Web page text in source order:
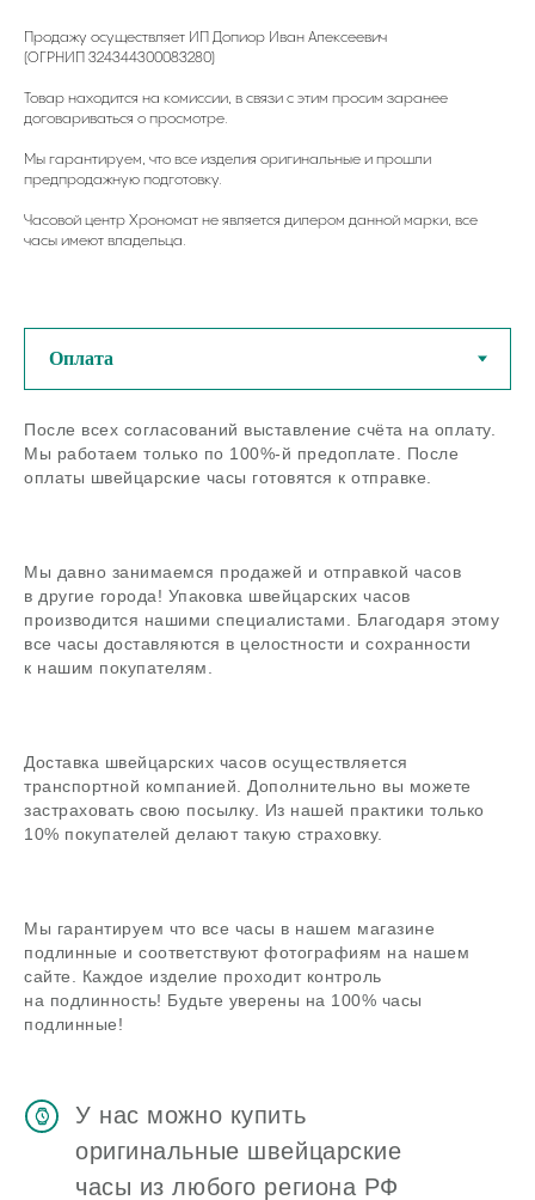
Продажу осуществляет ИП Допиор Иван Алексеевич
(ОГРНИП 324344300083280)
Товар находится на комиссии, в связи с этим просим заранее
договариваться о просмотре.
Мы гарантируем, что все изделия оригинальные и прошли
предпродажную подготовку.
Часовой центр Хрономат не является дилером данной марки, все
часы имеют владельца.
После всех согласований выставление счёта на оплату.
Мы работаем только по 100%-й предоплате. После
оплаты швейцарские часы готовятся к отправке.
Мы давно занимаемся продажей и отправкой часов
в другие города! Упаковка швейцарских часов
производится нашими специалистами. Благодаря этому
все часы доставляются в целостности и сохранности
к нашим покупателям.
Доставка швейцарских часов осуществляется
транспортной компанией. Дополнительно вы можете
застраховать свою посылку. Из нашей практики только
10% покупателей делают такую страховку.
Мы гарантируем что все часы в нашем магазине
подлинные и соответствуют фотографиям на нашем
сайте. Каждое изделие проходит контроль
на подлинность! Будьте уверены на 100% часы
подлинные!
оригинальные швейцарские
часы из любого региона РФ
Если остались вопросы - задайте
нам их по телефону или в
В магазин
Сервис /
ремонт
ОТЗЫВЫ
г. Москва, Гоголевский бульвар, дом 17, стр. 1
продажа
Поиск
часовой центр
+7-999-67-77-011